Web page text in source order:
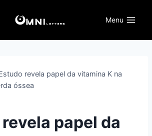
Menu
revela papel da vitamina K na
óssea
papel da